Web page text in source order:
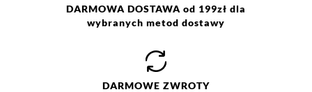
DARMOWA DOSTAWA od 199zł dla
wybranych metod dostawy
DARMOWE ZWROTY